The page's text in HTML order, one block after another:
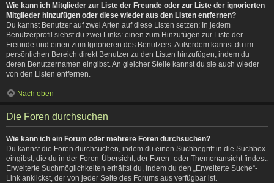
Wie kann ich Mitglieder zur Liste der Freunde oder zur Liste der ignorierten
Mitglieder hinzufügen oder diese wieder aus den Listen entfernen?
Du kannst Benutzer auf zwei Arten auf diese Listen setzen: In jedem
Benutzerprofil siehst du zwei Links: einen zum Hinzufügen zur Liste der
Freunde und einen zum Ignorieren des Benutzers. Außerdem kannst du im
persönlichen Bereich direkt Benutzer zu den Listen hinzufügen, indem du
deren Benutzernamen eingibst. An gleicher Stelle kannst du sie auch wieder
von den Listen entfernen.
Nach oben
Die Foren durchsuchen
Wie kann ich ein Forum oder mehrere Foren durchsuchen?
Du kannst die Foren durchsuchen, indem du einen Suchbegriff in die Suchbox
eingibst, die du in der Foren-Übersicht, der Foren- oder Themenansicht findest.
Erweiterte Suchmöglichkeiten erhältst du, indem du den „Erweiterte Suche“-
Link anklickst, der von jeder Seite des Forums aus verfügbar ist.